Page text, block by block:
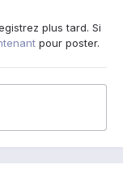
plus tard. Si
pour poster.